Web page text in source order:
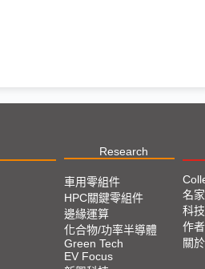
Research
車用零組件
HPC關鍵零組件
邊緣運算
化合物/功率半導體
Green Tech
EV Focus
名
科
作
關